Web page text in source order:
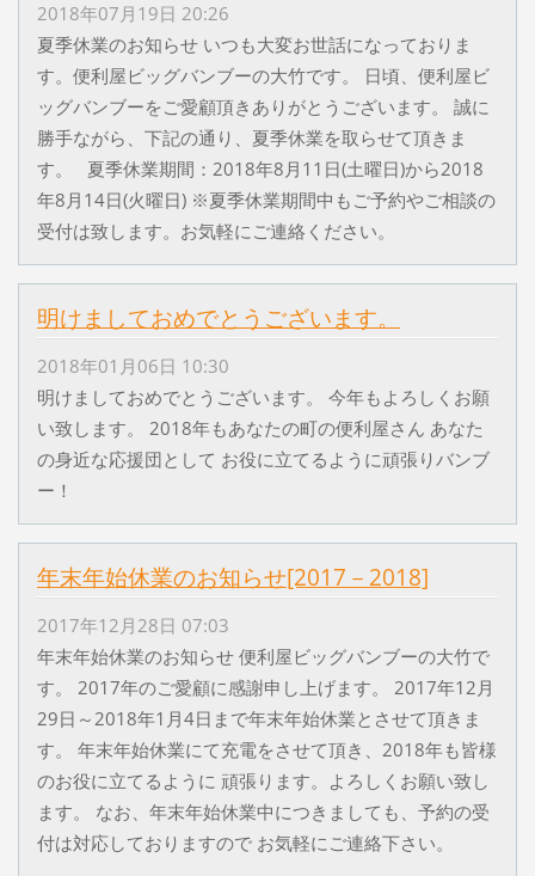
2018年07月19日 20:26
夏季休業のお知らせ いつも大変お世話になっておりま
す。便利屋ビッグバンブーの大竹です。 日頃、便利屋ビ
ッグバンブーをご愛顧頂きありがとうございます。 誠に
勝手ながら、下記の通り、夏季休業を取らせて頂きま
す。 夏季休業期間：2018年8月11日(土曜日)から2018
年8月14日(火曜日) ※夏季休業期間中もご予約やご相談の
受付は致します。お気軽にご連絡ください。
明けましておめでとうございます。
2018年01月06日 10:30
明けましておめでとうございます。 今年もよろしくお願
い致します。 2018年もあなたの町の便利屋さん あなた
の身近な応援団として お役に立てるように頑張りバンブ
ー！
年末年始休業のお知らせ[2017－2018]
2017年12月28日 07:03
年末年始休業のお知らせ 便利屋ビッグバンブーの大竹で
す。 2017年のご愛顧に感謝申し上げます。 2017年12月
29日～2018年1月4日まで年末年始休業とさせて頂きま
す。 年末年始休業にて充電をさせて頂き、2018年も皆様
のお役に立てるように 頑張ります。よろしくお願い致し
ます。 なお、年末年始休業中につきましても、予約の受
付は対応しておりますので お気軽にご連絡下さい。